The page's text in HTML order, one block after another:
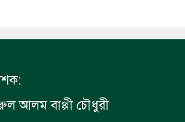
আলম বাপ্পী চৌধুরী